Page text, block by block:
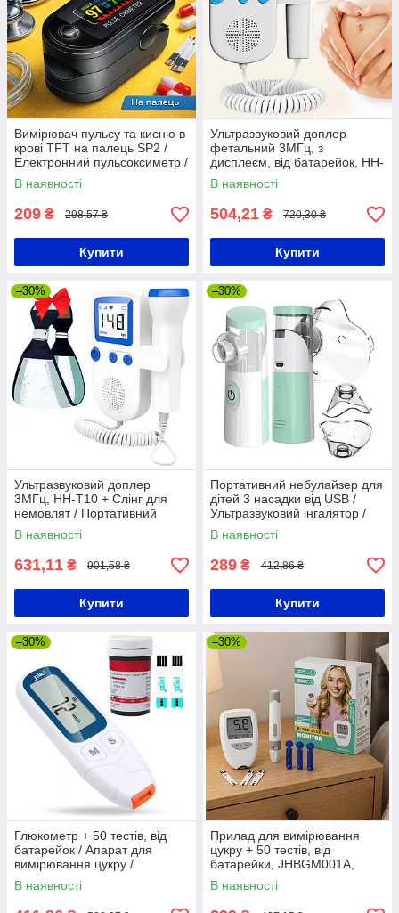
Вимірювач пульсу та кисню в
крові TFT на палець SP2 /
Електронний пульсоксиметр /
Пульсометр
В наявності
209 ₴ 298,57 ₴
Купити
Ультразвуковий доплер
фетальний 3МГц, з
дисплеєм, від батарейок, HH-
T10 / Портативний доплер
для вагітних
В наявності
504,21 ₴ 720,30 ₴
Купити
–30%
Ультразвуковий доплер
3МГц, HH-T10 + Слінг для
немовлят / Портативний
доплер для вагітних
В наявності
631,11 ₴ 901,58 ₴
Купити
–30%
Портативний небулайзер для
дітей 3 насадки від USB /
Ультразвуковий інгалятор /
Розпилювач для інгаляцій
В наявності
289 ₴ 412,86 ₴
Купити
–30%
Глюкометр + 50 тестів, від
батарейок / Апарат для
вимірювання цукру /
Вимірювач цукру в крові
В наявності
–30%
Прилад для вимірювання
цукру + 50 тестів, від
батарейки, JHBGM001A,
Білий / Глюкометр /
Вимірювач цукру в крові
В наявності